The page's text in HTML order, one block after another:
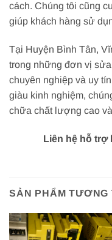
cách. Chúng tôi cũng
giúp khách hàng sử
Tại Huyện Bình Tân,
trong những đơn vị
chuyên nghiệp và uy
giàu kinh nghiệm,
chữa chất lượng cao
Liên hệ hỗ trợ
SẢN PHẨM TƯƠNG